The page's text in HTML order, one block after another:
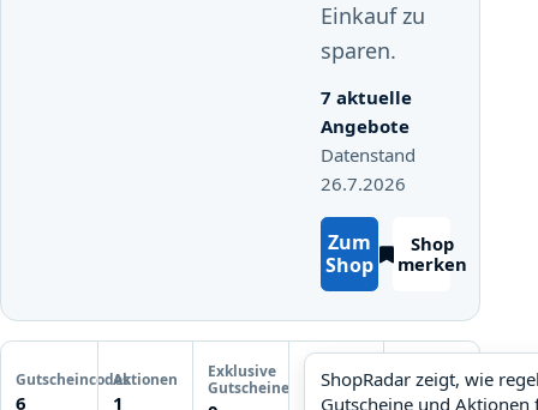
Einkauf zu
sparen.
7 aktuelle
Angebote
Datenstand
26.7.2026
Zum
Shop
Shop
merken
Gutscheincodes
6
Aktionen
1
Exklusive
Gutscheine
ShopRadar
noch keine Daten
ShopRadar zeigt, wie
Gutscheine und Aktionen
Letzte
Gutscheinprüfung
Noch keine